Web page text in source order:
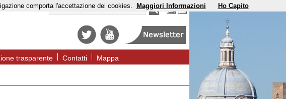
trasparente Contatti Mappa
comporta l'accettazione dei cookies. Maggiori Informazioni Ho Capito